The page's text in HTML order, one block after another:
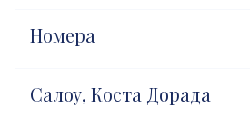
Номера
Салоу, Коста Дорада